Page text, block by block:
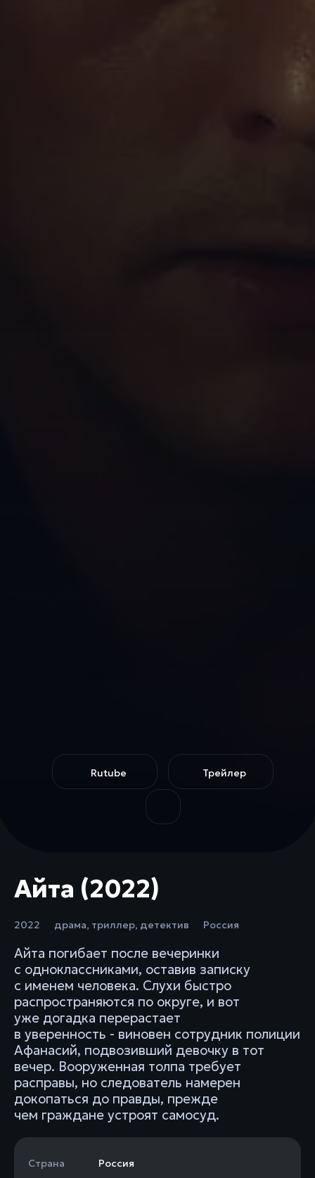
Rutube Трейлер
Айта (2022)
2022 драма, триллер, детектив Россия
Айта погибает после вечеринки
с одноклассниками, оставив записку
с именем человека. Слухи быстро
распространяются по округе, и вот
уже догадка перерастает
в уверенность - виновен сотрудник полиции
Афанасий, подвозивший девочку в тот
вечер. Вооруженная толпа требует
расправы, но следователь намерен
докопаться до правды, прежде
чем граждане устроят самосуд.
Страна Россия